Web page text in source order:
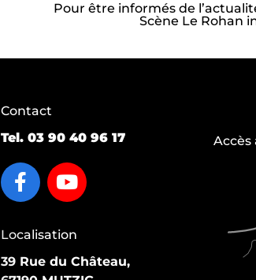
Pour être informés de
Scène Le Rohan
Contact
Tel. 03 90 40 96 17
Localisation
39 Rue du Château,
Accès